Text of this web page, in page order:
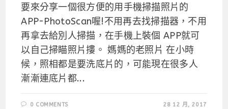
要來分享一個很方便的用手機掃描照片的
APP-PhotoScan喔!不用再去找掃描器，不用
再拿去給別人掃描，在手機上裝個 APP就可
以自己掃瞄照片摟。 媽媽的老照片 在小時
候，照相都是要洗底片的，可能現在很多人
漸漸連底片都...
0 COMMENTS 28 12 月, 2017